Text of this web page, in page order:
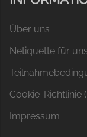
Über uns
Netiquette für
Cookie-Richtlinie
Impressum